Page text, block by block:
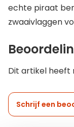
echte piraat
zwaaivlaggen
Dit artikel heeft
Schrijf een